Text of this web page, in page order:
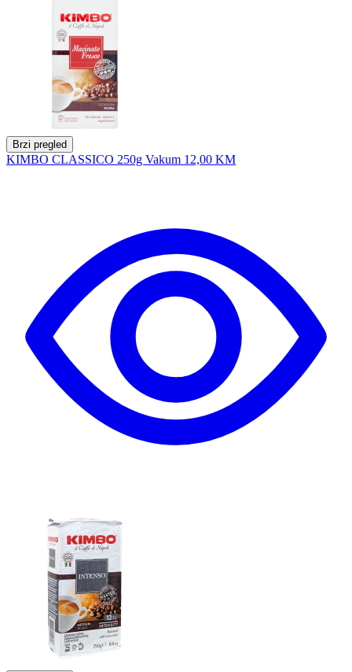
Brzi pregled
KIMBO CLASSICO 250g Vakum 12,00 KM